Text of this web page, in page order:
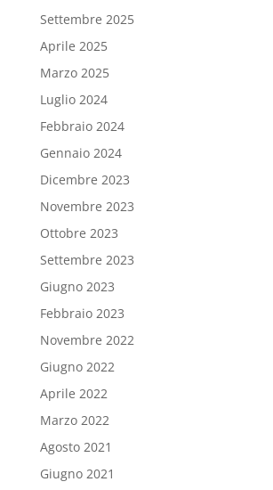
Settembre 2025
Aprile 2025
Marzo 2025
Luglio 2024
Febbraio 2024
Gennaio 2024
Dicembre 2023
Novembre 2023
Ottobre 2023
Settembre 2023
Giugno 2023
Febbraio 2023
Novembre 2022
Giugno 2022
Aprile 2022
Marzo 2022
Agosto 2021
Giugno 2021